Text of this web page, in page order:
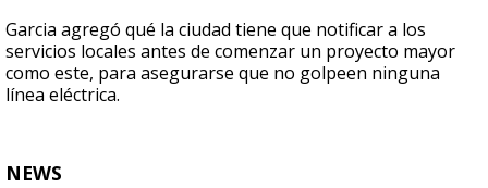
Garcia agregó qué la ciudad tiene que notificar a los
servicios locales antes de comenzar un proyecto mayor
como este, para asegurarse que no golpeen ninguna
línea eléctrica.
NEWS